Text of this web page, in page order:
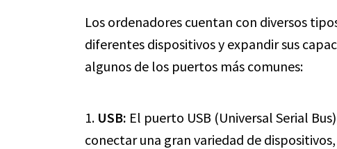
Los ordenadores cuentan con diversos
diferentes dispositivos y expandir sus
algunos de los puertos más comunes:
1. USB: El puerto USB (Universal Serial
conectar una gran variedad de